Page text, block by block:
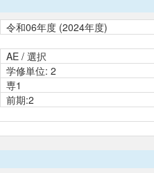
令和06年度 (2024年度)
AE / 選択
学修単位: 2
専1
前期:2